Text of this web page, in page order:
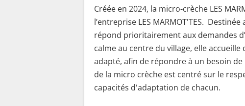
Créée en 2024, la micro-crèche LES
l’entreprise LES MARMOT'TES.
répond prioritairement aux demandes
calme au centre du village, elle
adapté, afin de répondre à un besoin
de la micro crèche est centré sur le
capacités d'adaptation de chacun.